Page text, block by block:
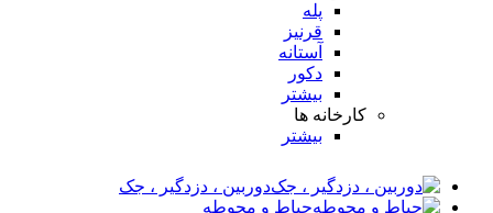
پله
قرنیز
آستانه
دکور
بیشتر
کارخانه ها
بیشتر
دوربین ، دزدگیر ، جک
حیاط و محوطه